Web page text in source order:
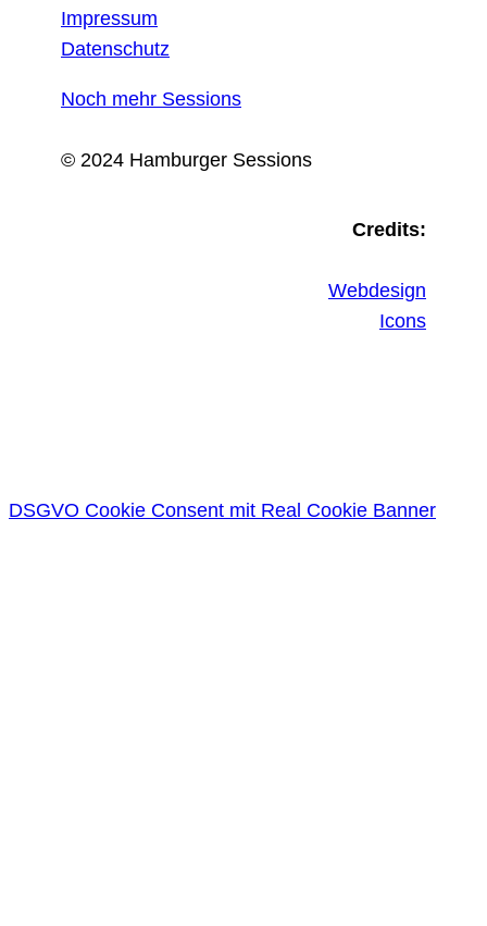
Impressum
Datenschutz
Noch mehr Sessions
© 2024 Hamburger Sessions
Credits:
Webdesign
Icons
DSGVO Cookie Consent mit Real Cookie Banner